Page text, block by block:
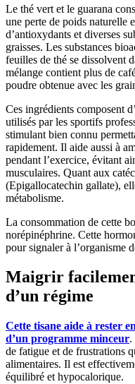
Le thé vert et le guarana
une perte de poids naturelle
d’antioxydants et diverses
graisses. Les substances
feuilles de thé se dissolvent
mélange contient plus de
poudre obtenue avec les
Ces ingrédients composent
utilisés par les sportifs
stimulant bien connu
rapidement. Il aide aussi à
pendant l’exercice, évitant
musculaires. Quant aux
(Epigallocatechin gallate),
métabolisme.
La consommation de cette
norépinéphrine. Cette
pour signaler à l’organisme
Maigrir
d’un régime
Cette tisane aide à rester
d’un programme minceur.
de fatigue et de frustrations
alimentaires. Il est
équilibré et hypocalorique.